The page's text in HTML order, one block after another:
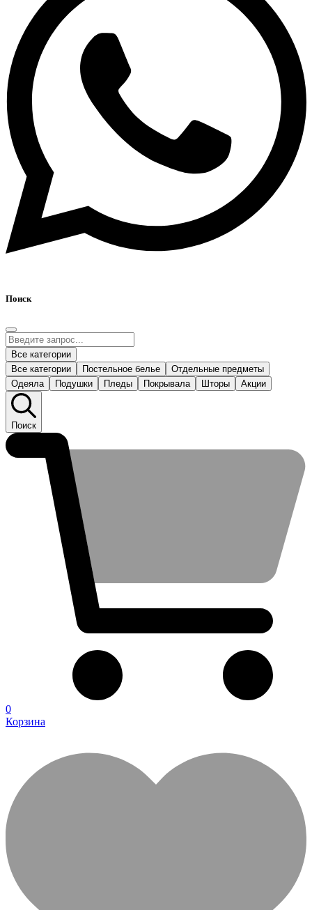
Поиск
Все категории
Все категории
Постельное белье
Отдельные предметы
Одеяла
Подушки Пледы Покрывала Шторы Акции
Поиск
0
Корзина